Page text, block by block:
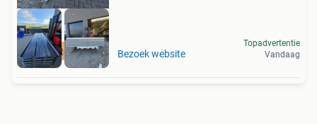
Scherpste prijzen Bezoek website
Topadvertentie
Vandaag